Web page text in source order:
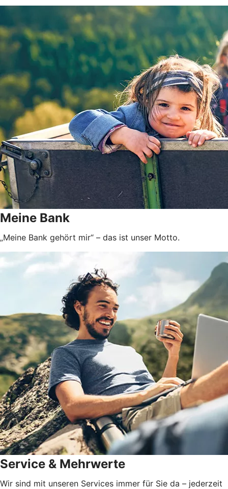
Meine Bank
„Meine Bank gehört mir“ – das ist unser Motto.
Service & Mehrwerte
Wir sind mit unseren Services immer für Sie da – jederzeit